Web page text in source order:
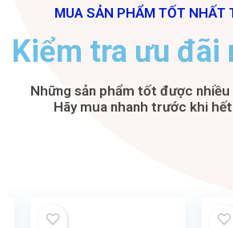
MUA SẢN PHẨM TỐT NHẤT
Kiểm tra ưu đãi
Những sản phẩm tốt được
Hãy mua nhanh trước khi